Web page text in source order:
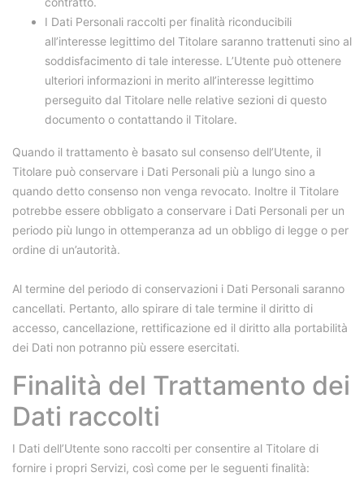
I Dati Personali raccolti per finalità riconducibili
all’interesse legittimo del Titolare saranno trattenuti sino al
soddisfacimento di tale interesse. L’Utente può ottenere
ulteriori informazioni in merito all’interesse legittimo
perseguito dal Titolare nelle relative sezioni di questo
documento o contattando il Titolare.
Quando il trattamento è basato sul consenso dell’Utente, il
Titolare può conservare i Dati Personali più a lungo sino a
quando detto consenso non venga revocato. Inoltre il Titolare
potrebbe essere obbligato a conservare i Dati Personali per un
periodo più lungo in ottemperanza ad un obbligo di legge o per
ordine di un’autorità.
Al termine del periodo di conservazioni i Dati Personali saranno
cancellati. Pertanto, allo spirare di tale termine il diritto di
accesso, cancellazione, rettificazione ed il diritto alla portabilità
dei Dati non potranno più essere esercitati.
Finalità del Trattamento dei
Dati raccolti
I Dati dell’Utente sono raccolti per consentire al Titolare di
fornire i propri Servizi, così come per le seguenti finalità: